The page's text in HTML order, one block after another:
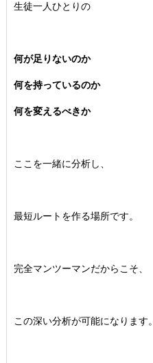
生徒一人ひとりの
何が足りないのか
何を持っているのか
何を変えるべきか
ここを一緒に分析し、
最短ルートを作る場所です。
完全マンツーマンだからこそ、
この深い分析が可能になります。